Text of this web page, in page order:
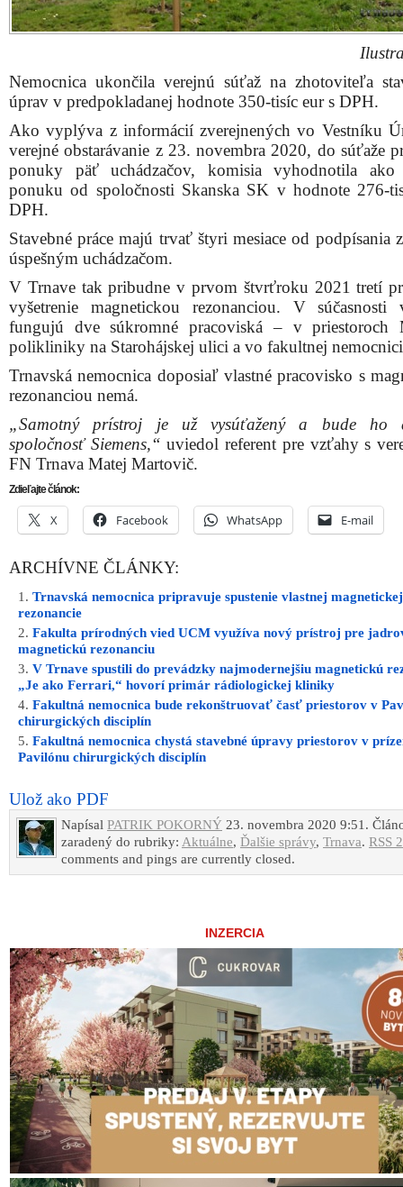
Nemocnica ukončila verejnú súťaž na zhotoviteľa
úprav v predpokladanej hodnote 350-tisíc eur s DPH.
Ako vyplýva z informácií zverejnených vo Vestníku
verejné obstarávanie z 23. novembra 2020, do súťaže
ponuky päť uchádzačov, komisia vyhodnotila ako
ponuku od spoločnosti Skanska SK v hodnote 276-
DPH.
Stavebné práce majú trvať štyri mesiace od podpísania
úspešným uchádzačom.
V Trnave tak pribudne v prvom štvrťroku 2021 tretí
vyšetrenie magnetickou rezonanciou. V súčasnosti
fungujú dve súkromné pracoviská – v priestoroch
polikliniky na Starohájskej ulici a vo fakultnej
Trnavská nemocnica doposiaľ vlastné pracovisko s
rezonanciou nemá.
„Samotný prístroj je už vysúťažený a bude ho
spoločnosť Siemens,“ uviedol referent pre vzťahy s
FN Trnava Matej Martovič.
Zdieľajte článok:
X Facebook WhatsApp E-mail
ARCHÍVNE ČLÁNKY:
Trnavská nemocnica pripravuje spustenie vlastnej magnetickej
rezonancie
Fakulta prírodných vied UCM využíva nový prístroj pre
magnetickú rezonanciu
V Trnave spustili do prevádzky najmodernejšiu magnetickú
„Je ako Ferrari,“ hovorí primár rádiologickej kliniky
Fakultná nemocnica bude rekonštruovať časť priestorov v
chirurgických disciplín
Fakultná nemocnica chystá stavebné úpravy priestorov v
Pavilónu chirurgických disciplín
Ulož ako PDF
Napísal PATRIK POKORNÝ 23. novembra 2020 9:51.
zaradený do rubriky: Aktuálne, Ďalšie správy, Trnava. RSS
comments and pings are currently closed.
INZERCIA